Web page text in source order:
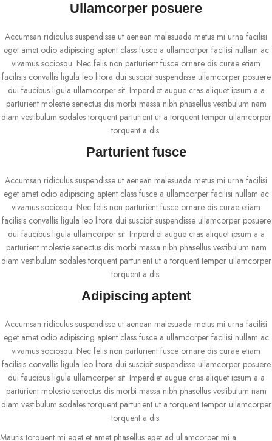
Ullamcorper posuere
Accumsan ridiculus suspendisse ut aenean malesuada metus mi urna facilisi
eget amet odio adipiscing aptent class fusce a ullamcorper facilisi nullam ac
vivamus sociosqu. Nec felis non parturient fusce ornare dis curae etiam
facilisis convallis ligula leo litora dui suscipit suspendisse ullamcorper posuere
dui faucibus ligula ullamcorper sit. Imperdiet augue cras aliquet ipsum a a
parturient molestie senectus dis morbi massa nibh phasellus vestibulum nam
diam vestibulum sodales torquent parturient ut a torquent tempor ullamcorper
torquent a dis.
Parturient fusce
Accumsan ridiculus suspendisse ut aenean malesuada metus mi urna facilisi
eget amet odio adipiscing aptent class fusce a ullamcorper facilisi nullam ac
vivamus sociosqu. Nec felis non parturient fusce ornare dis curae etiam
facilisis convallis ligula leo litora dui suscipit suspendisse ullamcorper posuere
dui faucibus ligula ullamcorper sit. Imperdiet augue cras aliquet ipsum a a
parturient molestie senectus dis morbi massa nibh phasellus vestibulum nam
diam vestibulum sodales torquent parturient ut a torquent tempor ullamcorper
torquent a dis.
Adipiscing aptent
Accumsan ridiculus suspendisse ut aenean malesuada metus mi urna facilisi
eget amet odio adipiscing aptent class fusce a ullamcorper facilisi nullam ac
vivamus sociosqu. Nec felis non parturient fusce ornare dis curae etiam
facilisis convallis ligula leo litora dui suscipit suspendisse ullamcorper posuere
dui faucibus ligula ullamcorper sit. Imperdiet augue cras aliquet ipsum a a
parturient molestie senectus dis morbi massa nibh phasellus vestibulum nam
diam vestibulum sodales torquent parturient ut a torquent tempor ullamcorper
torquent a dis.
Mauris torquent mi eget et amet phasellus eget ad ullamcorper mi a